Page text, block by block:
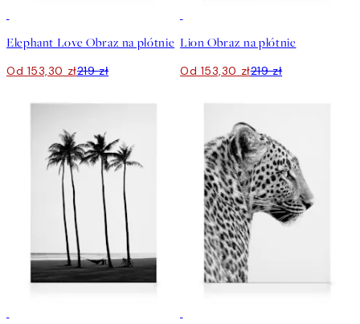
Elephant Love Obraz na płótnie
Od 153,30 zł219 zł
Lion Obraz na płótnie
Od 153,30 zł219 zł